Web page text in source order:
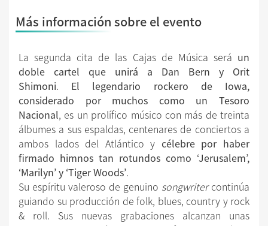
Más información sobre el evento
La segunda cita de las Cajas de Música será un
doble cartel que unirá a Dan Bern y Orit
Shimoni. El legendario rockero de Iowa,
considerado por muchos como un Tesoro
Nacional, es un prolífico músico con más de treinta
álbumes a sus espaldas, centenares de conciertos a
ambos lados del Atlántico y célebre por haber
firmado himnos tan rotundos como ‘Jerusalem’,
‘Marilyn’ y ‘Tiger Woods’.
Su espíritu valeroso de genuino songwritercontinúa
guiando su producción de folk, blues, country y rock
& roll. Sus nuevas grabaciones alcanzan unas